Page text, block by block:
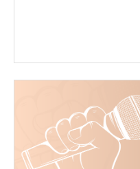
couverture
(conseillée)